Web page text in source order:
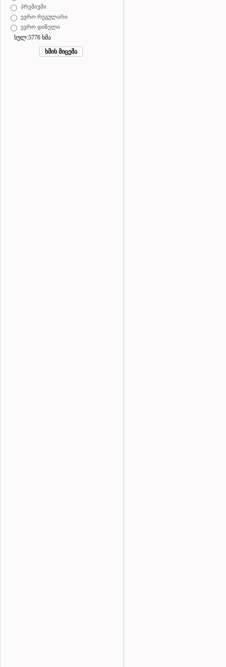
პრემიუმი
ევრო რეგულარი
ევრო დიზელი
სულ:5776 ხმა